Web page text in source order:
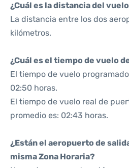
¿Cuál es la distancia del
La distancia entre los dos
kilómetros.
¿Cuál es el tiempo de vuelo
El tiempo de vuelo
02:50 horas.
El tiempo de vuelo real de
promedio es: 02:43 horas.
¿Están el aeropuerto de
misma Zona Horaria?